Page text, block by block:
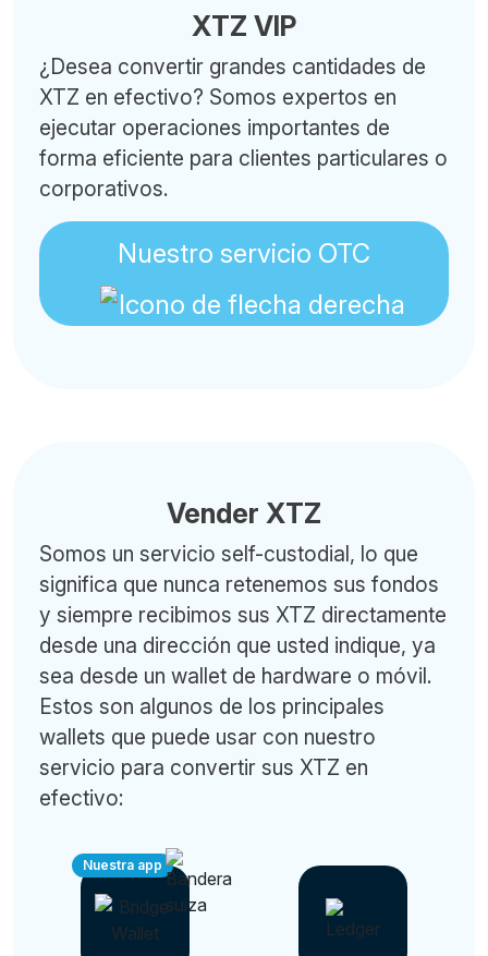
XTZ VIP
¿Desea convertir grandes cantidades de
XTZ en efectivo? Somos expertos en
ejecutar operaciones importantes de
forma eficiente para clientes particulares o
corporativos.
Nuestro servicio OTC
Vender XTZ
Somos un servicio self-custodial, lo que
significa que nunca retenemos sus fondos
y siempre recibimos sus XTZ directamente
desde una dirección que usted indique, ya
sea desde un wallet de hardware o móvil.
Estos son algunos de los principales
wallets que puede usar con nuestro
servicio para convertir sus XTZ en
efectivo:
Nuestra app